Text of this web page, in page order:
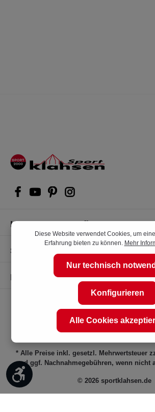
Kompetente Kaufberatung
Shop Service
Informationen
© 2026 sportklahsen.de
* Alle Preise inkl. gesetzl. Mehrwertsteuer
und ggf. Nachnahmegebühren, wenn nicht
Werkzeugleiste anzeigen
Diese Website verwendet Cookies, um
Erfahrung bieten zu können. Mehr
Nur technisch
Konfigurieren
Alle Cookies